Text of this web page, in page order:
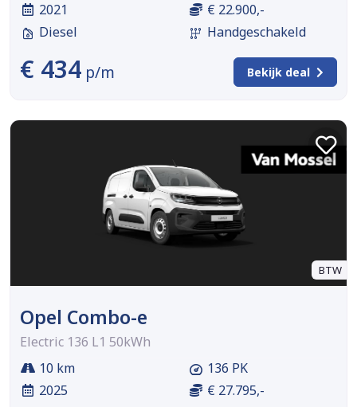
2021
Diesel
€ 22.900,-
Handgeschakeld
€ 434 p/m Bekijk deal
BTW
Opel Combo-e
Electric 136 L1 50kWh
10 km
2025
136 PK
€ 27.795,-